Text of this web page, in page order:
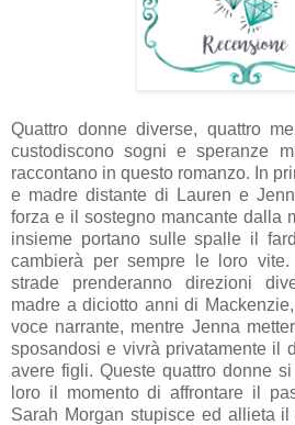
Quattro donne diverse, quattro
custodiscono sogni e speranze
raccontano in questo romanzo. In
e madre distante di Lauren e
forza e il sostegno mancante dalla
insieme portano sulle spalle il
cambierà per sempre le loro
strade prenderanno direzioni
madre a diciotto anni di
voce narrante, mentre Jenna
sposandosi e vivrà privatamente il
avere figli. Queste quattro donne
loro il momento di affrontare il
Sarah Morgan stupisce ed allieta